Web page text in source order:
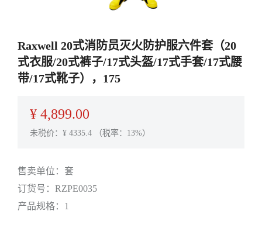
Raxwell 20式消防员灭火防护服六件套（20
式衣服/20式裤子/17式头盔/17式手套/17式腰
带/17式靴子），175
¥ 4,899.00
未税价：¥ 4335.4 （税率：13%）
售卖单位： 套
订货号： RZPE0035
产品规格： 1